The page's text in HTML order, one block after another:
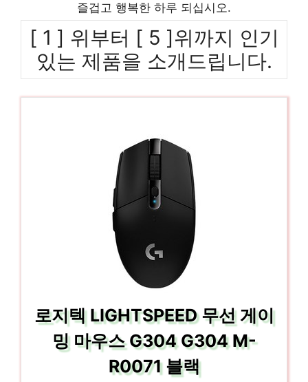
즐겁고 행복한 하루 되십시오.
[ 1 ] 위부터 [ 5 ]위까지 인기
있는 제품을 소개드립니다.
로지텍 LIGHTSPEED 무선 게이
밍 마우스 G304 G304 M-
R0071 블랙